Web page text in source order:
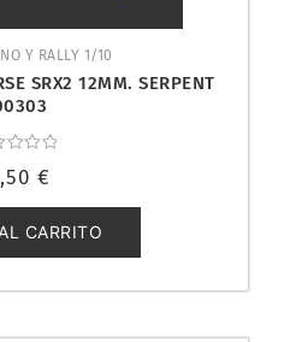
Y RALLY 1/10
SRX2 12MM. SERPENT
€
CARRITO